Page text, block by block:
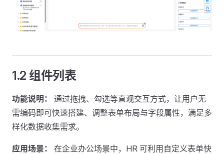
1.2 组件列表
功能说明：
通过拖拽、勾选等直观交互方式，让用户无
需编码即可快速搭建、调整表单布局与字段属性，满足多
样化数据收集需求。
应用场景：
在企业办公场景中，HR 可利用自定义表单快